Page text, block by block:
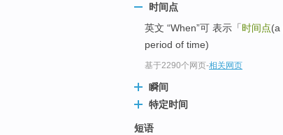
时间点
英文 “When”可 表示「时间点(a
period of time)
基于2290个网页-相关网页
瞬间
特定时间
短语